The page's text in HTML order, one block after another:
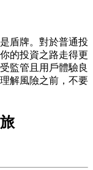
盾牌。對於普通投
的投資之路走得更
監管且用戶體驗良
解風險之前，不要